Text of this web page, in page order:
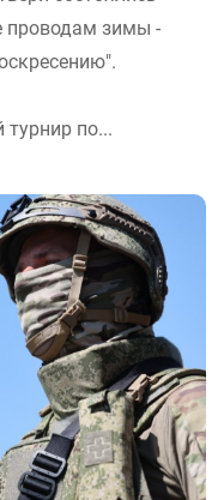
проводам зимы -
по...